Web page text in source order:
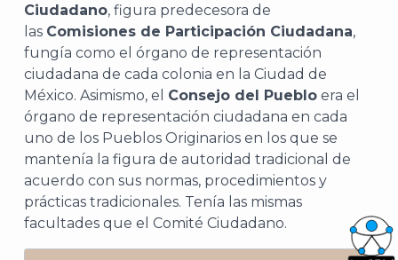
Ciudadano, figura predecesora de
las Comisiones de Participación Ciudadana,
fungía como el órgano de representación
ciudadana de cada colonia en la Ciudad de
México. Asimismo, el Consejo del Pueblo era el
órgano de representación ciudadana en cada
uno de los Pueblos Originarios en los que se
mantenía la figura de autoridad tradicional de
acuerdo con sus normas, procedimientos y
prácticas tradicionales. Tenía las mismas
facultades que el Comité Ciudadano.